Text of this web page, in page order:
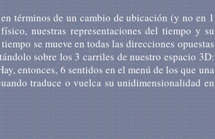
términos de un cambio de ubicación (y no en 1
nuestras representaciones del tiempo y su
se mueve en todas las direcciones opuestas
sobre los 3 carriles de nuestro espacio 3D:
entonces, 6 sentidos en el menú de los que una
traduce o vuelca su unidimensionalidad en